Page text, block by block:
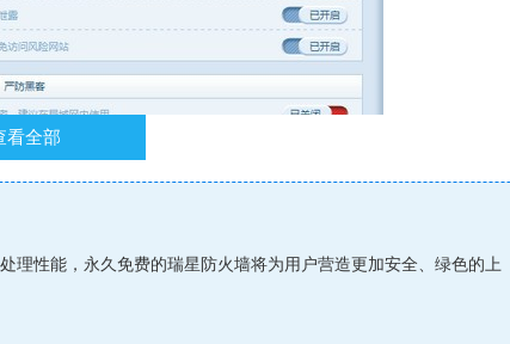
看全部
理性能，永久免费的瑞星防火墙将为用户营造更加安全、绿色的上